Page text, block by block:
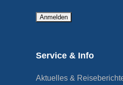
Service & Info
Aktuelles &